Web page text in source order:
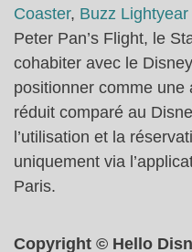
Coaster, Buzz
Peter Pan’s Flight, le
cohabiter avec le
positionner comme une
réduit comparé au
l’utilisation et la
uniquement via
Paris.
Copyright © Hello